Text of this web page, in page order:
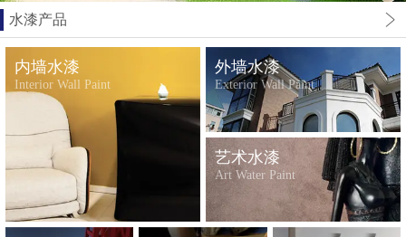
水漆产品
内墙水漆
Interior Wall Paint
外墙水漆
Exterior Wall Paint
艺术水漆
Art Water Paint